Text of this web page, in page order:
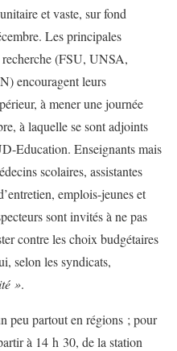
et vaste, sur fond
Les principales
recherche (FSU, UNSA,
encouragent leurs
à mener une journée
à laquelle se sont adjoints
Education. Enseignants mais
scolaires, assistantes
emplois-jeunes et
sont invités à ne pas
contre les choix budgétaires
selon les syndicats,
».
peu partout en régions ; pour
à 14 h 30, de la station